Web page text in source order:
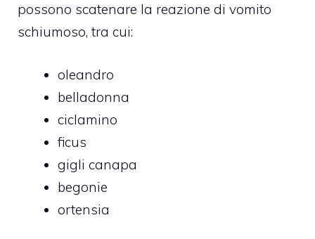
possono scatenare la reazione di vomito
schiumoso, tra cui:
oleandro
belladonna
ciclamino
ficus
gigli canapa
begonie
ortensia